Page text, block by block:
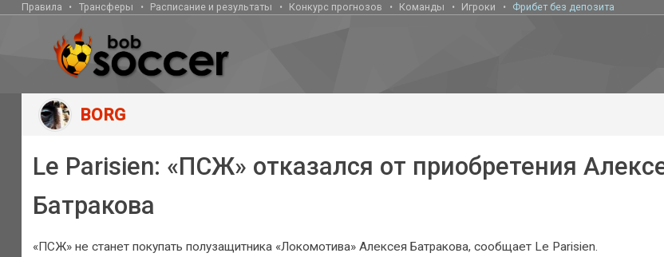
Правила Трансферы Расписание и результаты Конкурс прогнозов Команды Игроки Фрибет без депозита
BORG
Le Parisien: «ПСЖ» отказался от приобретения
Батракова
«ПСЖ» не станет покупать полузащитника «Локомотива» Алексея Батракова, сообщает Le Parisien.